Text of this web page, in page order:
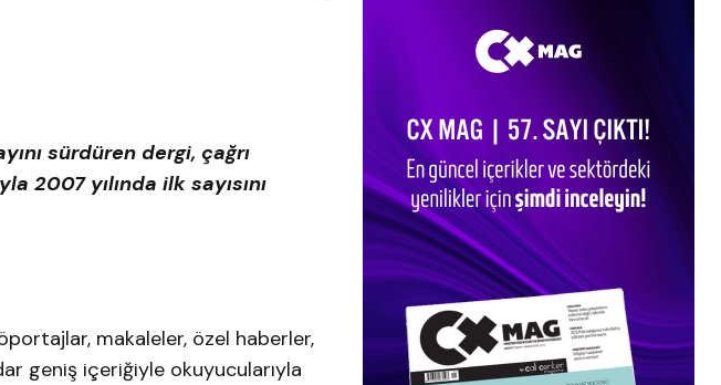
sürdüren dergi, çağrı
2007 yılında ilk sayısını
makaleler, özel haberler,
geniş içeriğiyle okuyucularıyla